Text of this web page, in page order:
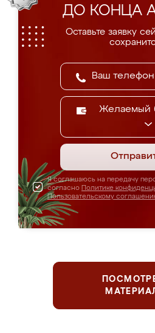
ДО КОНЦА
Оставьте заявку
Желаемый
Я соглашаюсь на передачу
согласно Политике
Пользовательскому